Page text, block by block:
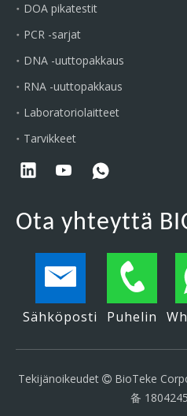
DOA pikatestit
PCR -sarjat
DNA -uuttopakkaus
RNA -uuttopakkaus
Laboratoriolaitteet
Tarvikkeet
Ota yhteyttä
Sähköposti Puhelin
Tekijänoikeudet BioTeke
备